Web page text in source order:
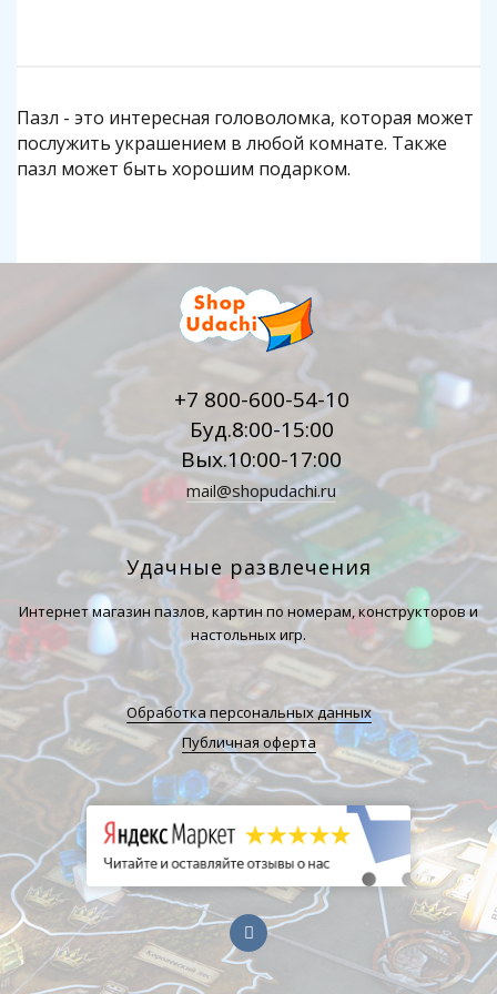
Пазл - это интересная головоломка, которая может
послужить украшением в любой комнате. Также
пазл может быть хорошим подарком.
+7 800-600-54-10
Буд.8:00-15:00
Вых.10:00-17:00
mail@shopudachi.ru
Удачные развлечения
Интернет магазин пазлов, картин по номерам, конструкторов и
настольных игр.
Обработка персональных данных
Публичная оферта